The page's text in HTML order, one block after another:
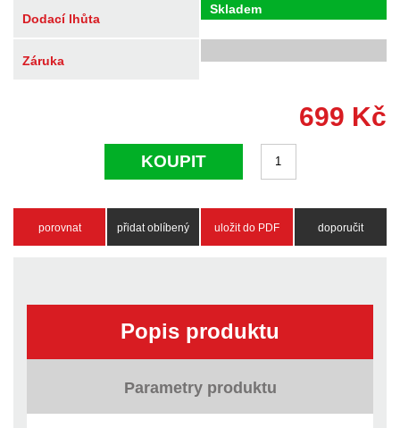
Dodací lhůta
Skladem
Záruka
699 Kč
KOUPIT
porovnat přidat oblíbený uložit do PDF doporučit
Popis produktu
Parametry produktu